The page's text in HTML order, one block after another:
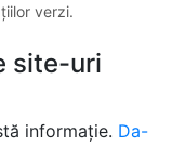
verzi.
site-uri
informație. Da-